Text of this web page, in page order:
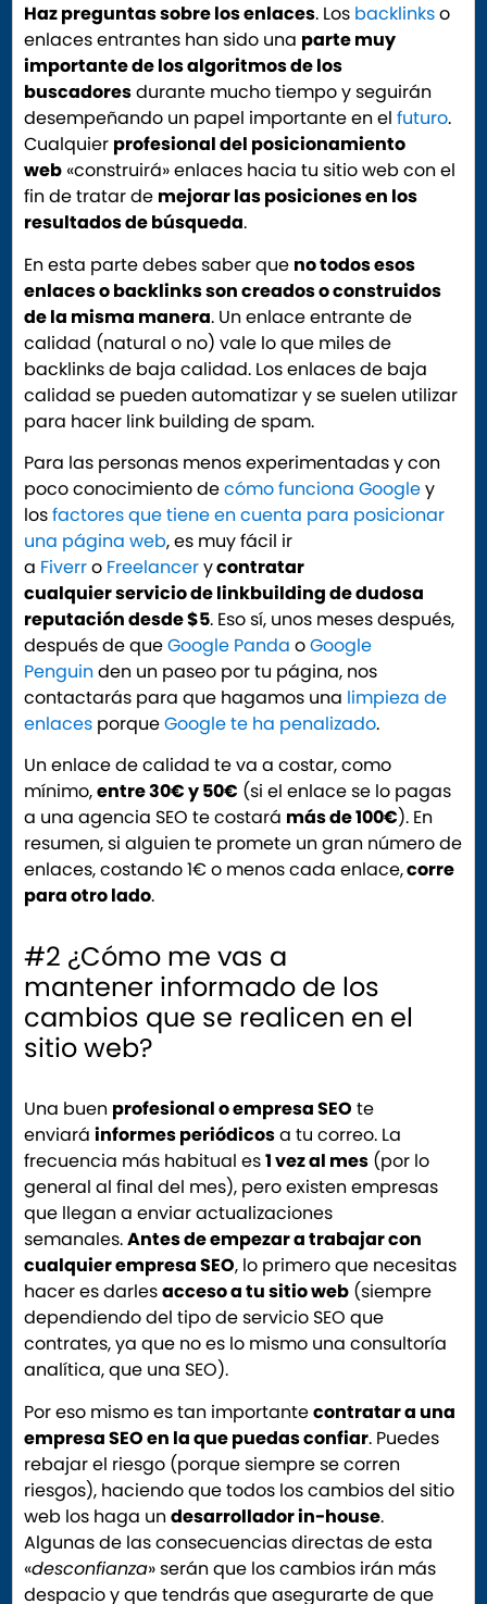
Haz preguntas sobre los enlaces. Los backlinkso
enlaces entrantes han sido una parte muy
importante de los algoritmos de los
buscadoresdurante mucho tiempo y seguirán
desempeñando un papel importante en elfuturo.
Cualquier profesional del posicionamiento
web«construirá» enlaces hacia tu sitio web con el
fin de tratar de mejorar las posiciones en los
resultados de búsqueda.
En esta parte debes saber que no todos esos
enlaces o backlinks son creados o construidos
de la misma manera. Un enlace entrante de
calidad (natural o no) vale lo que miles de
backlinks de baja calidad. Los enlaces de baja
calidad se pueden automatizar y se suelen utilizar
para hacer link building de spam.
Para las personas menos experimentadas y con
poco conocimiento decómo funciona Googley
losfactores que tiene en cuenta para posicionar
una página web, es muy fácil ir
a Fiverro Freelancerycontratar
cualquier servicio de linkbuilding de dudosa
reputación desde $5. Eso sí, unos meses después,
después de queGoogle Panda oGoogle
Penguinden un paseo por tu página, nos
contactarás para que hagamos una limpieza de
enlaces porqueGoogle te ha penalizado.
Un enlace de calidad te va a costar, como
mínimo,entre 30€ y 50€ (si el enlace se lo pagas
a una agencia SEO te costará más de 100€). En
resumen, si alguien te promete un gran número de
enlaces, costando 1€ o menos cada enlace,corre
para otro lado.
#2 ¿Cómo me vas a
mantener informado de los
cambios que se realicen en el
sitio web?
Una buen profesional o empresa SEO te
enviaráinformes periódicosa tu correo. La
frecuencia más habitual es1 vez al mes (por lo
general al final del mes), pero existen empresas
que llegan a enviar actualizaciones
semanales.Antes de empezar a trabajar con
cualquier empresa SEO, lo primero que necesitas
hacer es darlesacceso a tu sitio web (siempre
dependiendo del tipo de servicio SEO que
contrates, ya que no es lo mismo una consultoría
analítica, que una SEO).
Por eso mismo es tan importantecontratar a una
empresa SEO en la que puedas confiar. Puedes
rebajar el riesgo (porque siempre se corren
riesgos), haciendo que todos los cambios del sitio
web los haga undesarrollador in-house.
Algunas de las consecuencias directas de esta
«desconfianza» serán que los cambios irán más
despacio y que tendrás que asegurarte de que